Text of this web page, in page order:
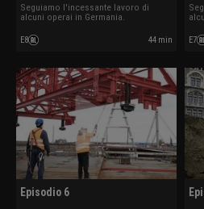
Seguiamo l'incessante lavoro di
alcuni operai in Germania.
E8 44 min E7
Episodio 6